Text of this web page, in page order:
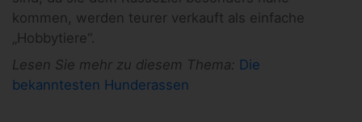
kommen, werden teurer verkauft als einfache
„Hobbytiere“.
Lesen Sie mehr zu diesem Thema: Die
bekanntesten Hunderassen